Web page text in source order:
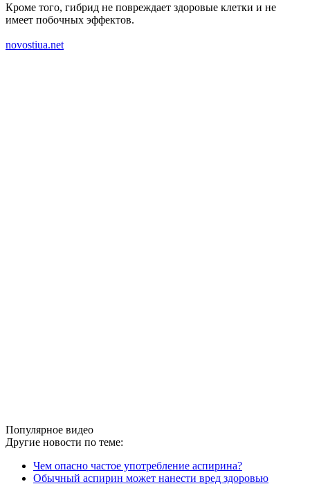
Кроме того, гибрид не повреждает здоровые клетки и не
имеет побочных эффектов.
novostiua.net
Популярное видео
Другие новости по теме:
Чем опасно частое употребление аспирина?
Обычный аспирин может нанести вред здоровью